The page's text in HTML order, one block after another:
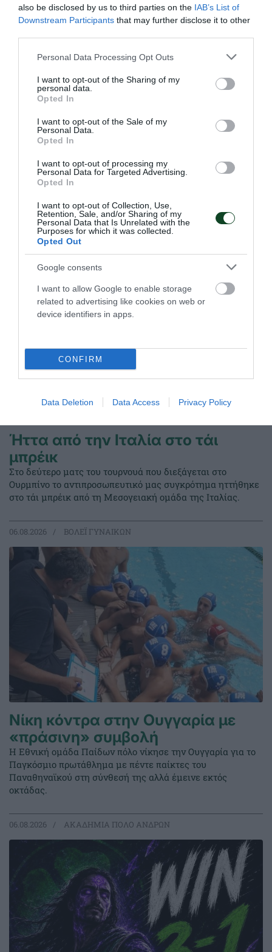
also be disclosed by us to third parties on the IAB’s List of
Downstream Participants that may further disclose it to other
Please note that this website/app uses one or more Google
not limited to your visit or usage behaviour. You may click to
grant or deny consent to Google and its third-party tags to
use your data for below specified purposes in below Google
consent section.
Personal Data Processing Opt Outs
I want to opt-out of the Sharing of my
personal data.
Opted In
I want to opt-out of the Sale of my
Personal Data.
Opted In
I want to opt-out of processing my
Personal Data for Targeted Advertising.
Opted In
I want to opt-out of Collection, Use,
Retention, Sale, and/or Sharing of my
Personal Data that Is Unrelated with the
Purposes for which it was collected.
Opted Out
Google consents
I want to allow Google to enable storage
related to advertising like cookies on web or
device identifiers in apps.
CONFIRM
Data Deletion Data Access Privacy Policy
Στη μνήμη του Άλκη
To τμήμα άρσης βαρών του Παναθηναϊκού συμμετείχε και
αδικοχαμένου Άλκη Καμπανού.
ΤΕΛΕΥΤΑΙΑ ΝΕΑ
Ήττα από την Ιταλία στο τάι
μπρέικ
Στο δεύτερο ματς του τουρνουά που διεξάγεται στο
Ουρμπίνο το αντιπροσωπευτικό μας συγκρότημα ηττήθηκε
στο τάι μπρέικ από τη Μεσογειακή ομάδα της Ιταλίας.
06.08.2026 ΒΟΛΕΪ ΓΥΝΑΙΚΩΝ
Νίκη κόντρα στην Ουγγαρία με
«πράσινη» συμβολή
Η Εθνική ομάδα Παίδων πόλο νίκησε την Ουγγαρία για το
Παγκόσμιο πρωτάθλημα με πέντε παίκτες του
Παναθηναϊκού στη σύνθεσή της αλλά έμεινε εκτός
οκτάδας.
06.08.2026 ΑΚΑΔΗΜΙΑ ΠΟΛΟ ΑΝΔΡΩΝ